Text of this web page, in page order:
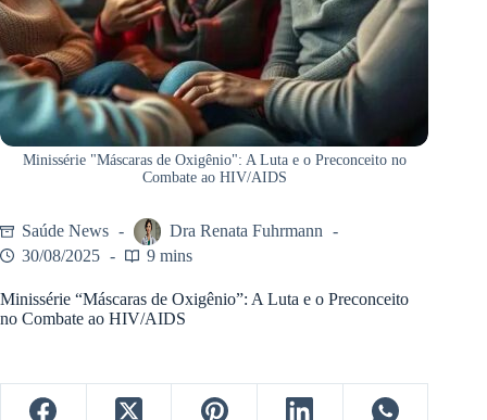
Minissérie "Máscaras de Oxigênio": A Luta e o Preconceito no
Combate ao HIV/AIDS
Saúde News
Dra Renata Fuhrmann
30/08/2025
9 mins
Minissérie “Máscaras de Oxigênio”: A Luta e o Preconceito
no Combate ao HIV/AIDS